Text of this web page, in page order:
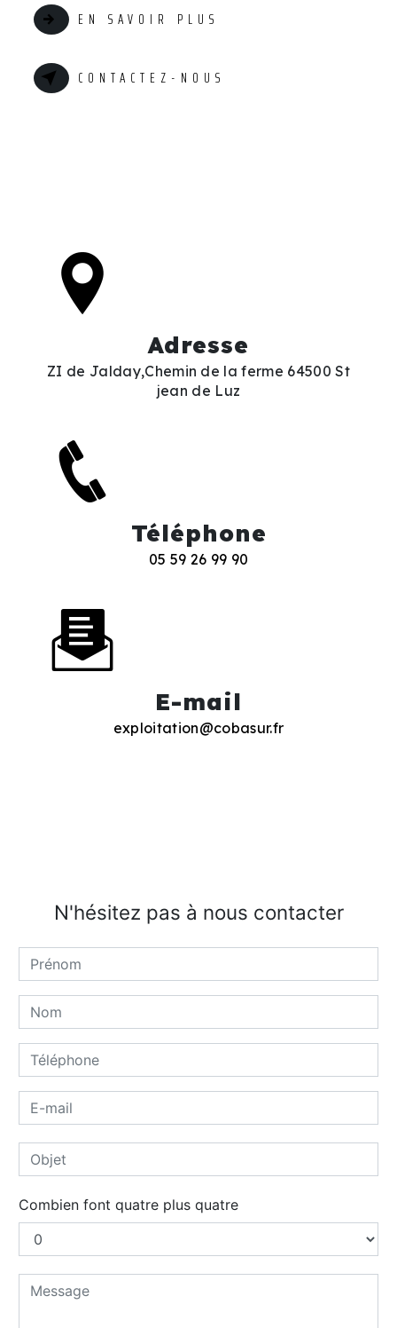
EN SAVOIR PLUS
CONTACTEZ-NOUS
Adresse
ZI de Jalday,Chemin de la ferme 64500 St
jean de Luz
Téléphone
05 59 26 99 90
E-mail
exploitation@cobasur.fr
N'hésitez pas à nous contacter
Combien font quatre plus quatre